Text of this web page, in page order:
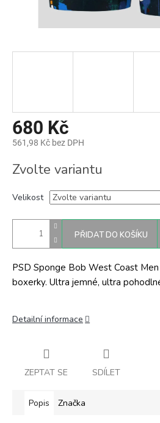
680 Kč
561,98 Kč bez DPH
cena:
Zvolte variantu
Velikost
PŘIDAT DO KOŠÍKU
PSD Sponge Bob West Coast
boxerky. Ultra jemné, ultra
Detailní informace
ZEPTAT SE SDÍLET
Popis Značka